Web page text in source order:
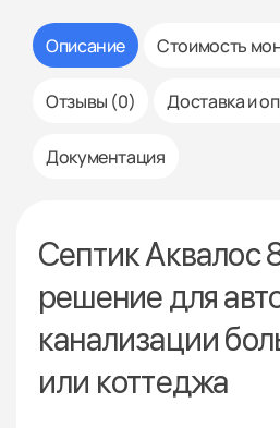
Описание Стоимость
Отзывы (0) Доставка и
Документация
Септик Аквалос
решение для
канализации
или коттеджа